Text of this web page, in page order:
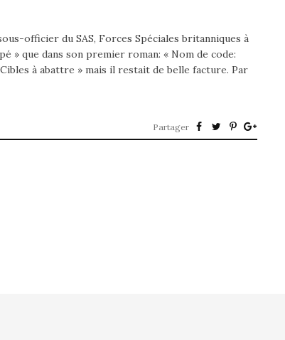
officier du SAS, Forces Spéciales britanniques à
» que dans son premier roman: « Nom de code:
à abattre » mais il restait de belle facture. Par
Partager